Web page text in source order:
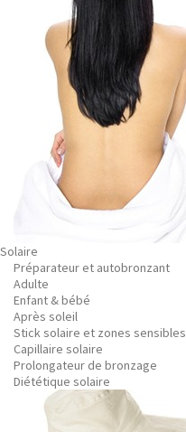
Solaire
Préparateur et autobronzant
Adulte
Enfant & bébé
Après soleil
Stick solaire et zones sensibles
Capillaire solaire
Prolongateur de bronzage
Diététique solaire